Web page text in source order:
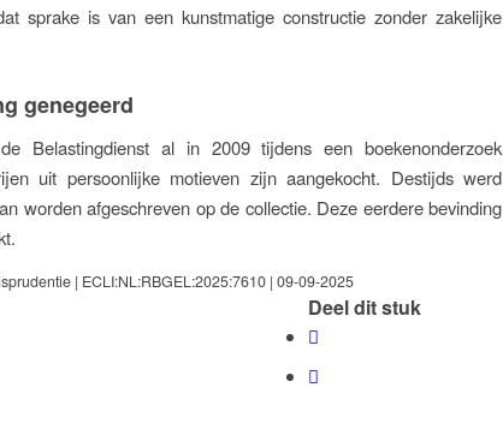
sprake is van een kunstmatige constructie zonder zakelijke
genegeerd
Belastingdienst al in 2009 tijdens een boekenonderzoek
uit persoonlijke motieven zijn aangekocht. Destijds werd
worden afgeschreven op de collectie. Deze eerdere bevinding
| ECLI:NL:RBGEL:2025:7610 | 09-09-2025
Deel dit stuk